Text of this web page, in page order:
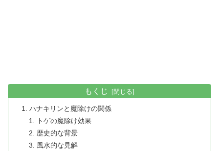
もくじ
ハナキリンと魔除けの関係
トゲの魔除け効果
歴史的な背景
風水的な見解